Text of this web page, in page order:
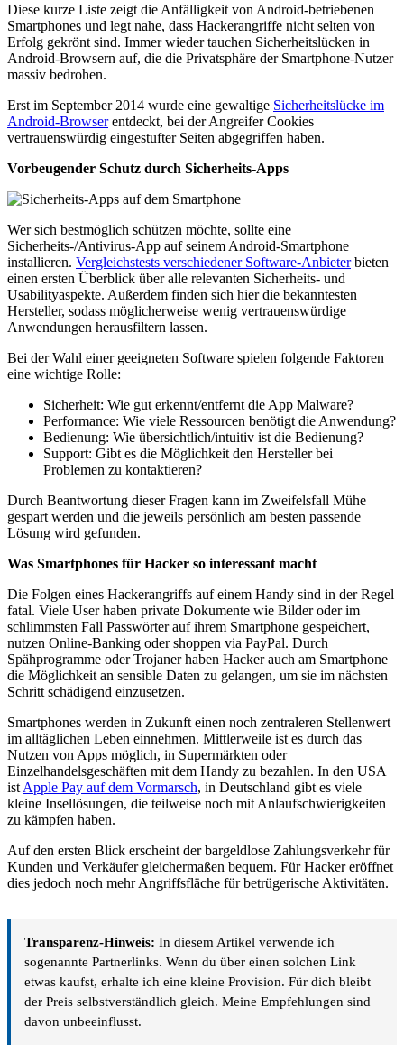
Diese kurze Liste zeigt die Anfälligkeit von Android-betriebenen
Smartphones und legt nahe, dass Hackerangriffe nicht selten von
Erfolg gekrönt sind. Immer wieder tauchen Sicherheitslücken in
Android-Browsern auf, die die Privatsphäre der Smartphone-Nutzer
massiv bedrohen.
Erst im September 2014 wurde eine gewaltige Sicherheitslücke im
Android-Browserentdeckt, bei der Angreifer Cookies
vertrauenswürdig eingestufter Seiten abgegriffen haben.
Vorbeugender Schutz durch Sicherheits-Apps
Wer sich bestmöglich schützen möchte, sollte eine
Sicherheits-/Antivirus-App auf seinem Android-Smartphone
installieren. Vergleichstests verschiedener Software-Anbieterbieten
einen ersten Überblick über alle relevanten Sicherheits- und
Usabilityaspekte. Außerdem finden sich hier die bekanntesten
Hersteller, sodass möglicherweise wenig vertrauenswürdige
Anwendungen herausfiltern lassen.
Bei der Wahl einer geeigneten Software spielen folgende Faktoren
eine wichtige Rolle:
Sicherheit: Wie gut erkennt/entfernt die App Malware?
Performance: Wie viele Ressourcen benötigt die Anwendung?
Bedienung: Wie übersichtlich/intuitiv ist die Bedienung?
Support: Gibt es die Möglichkeit den Hersteller bei
Problemen zu kontaktieren?
Durch Beantwortung dieser Fragen kann im Zweifelsfall Mühe
gespart werden und die jeweils persönlich am besten passende
Lösung wird gefunden.
Was Smartphones für Hacker so interessant macht
Die Folgen eines Hackerangriffs auf einem Handy sind in der Regel
fatal. Viele User haben private Dokumente wie Bilder oder im
schlimmsten Fall Passwörter auf ihrem Smartphone gespeichert,
nutzen Online-Banking oder shoppen via PayPal. Durch
Spähprogramme oder Trojaner haben Hacker auch am Smartphone
die Möglichkeit an sensible Daten zu gelangen, um sie im nächsten
Schritt schädigend einzusetzen.
Smartphones werden in Zukunft einen noch zentraleren Stellenwert
im alltäglichen Leben einnehmen. Mittlerweile ist es durch das
Nutzen von Apps möglich, in Supermärkten oder
Einzelhandelsgeschäften mit dem Handy zu bezahlen. In den USA
ist Apple Pay auf dem Vormarsch, in Deutschland gibt es viele
kleine Insellösungen, die teilweise noch mit Anlaufschwierigkeiten
zu kämpfen haben.
Auf den ersten Blick erscheint der bargeldlose Zahlungsverkehr für
Kunden und Verkäufer gleichermaßen bequem. Für Hacker eröffnet
dies jedoch noch mehr Angriffsfläche für betrügerische Aktivitäten.
Transparenz-Hinweis: In diesem Artikel verwende ich
sogenannte Partnerlinks. Wenn du über einen solchen Link
etwas kaufst, erhalte ich eine kleine Provision. Für dich bleibt
der Preis selbstverständlich gleich. Meine Empfehlungen sind
davon unbeeinflusst.